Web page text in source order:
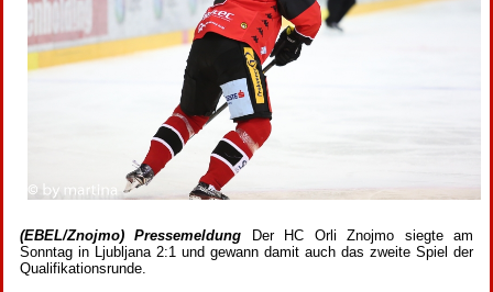
(EBEL/Znojmo) Pressemeldung
Der HC Orli Znojmo siegte am
Sonntag in Ljubljana 2:1 und gewann damit auch das zweite Spiel der
Qualifikationsrunde.